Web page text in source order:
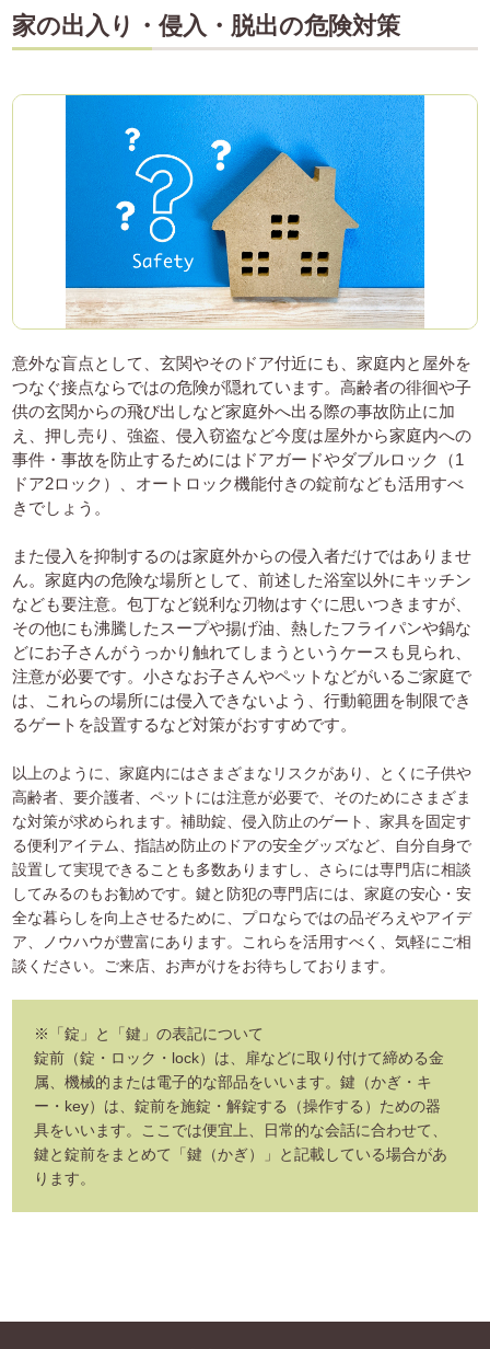
家の出入り・侵入・脱出の危険対策
意外な盲点として、玄関やそのドア付近にも、家庭内と屋外を
つなぐ接点ならではの危険が隠れています。高齢者の徘徊や子
供の玄関からの飛び出しなど家庭外へ出る際の事故防止に加
え、押し売り、強盗、侵入窃盗など今度は屋外から家庭内への
事件・事故を防止するためにはドアガードやダブルロック（1
ドア2ロック）、オートロック機能付きの錠前なども活用すべ
きでしょう。
また侵入を抑制するのは家庭外からの侵入者だけではありませ
ん。家庭内の危険な場所として、前述した浴室以外にキッチン
なども要注意。包丁など鋭利な刃物はすぐに思いつきますが、
その他にも沸騰したスープや揚げ油、熱したフライパンや鍋な
どにお子さんがうっかり触れてしまうというケースも見られ、
注意が必要です。小さなお子さんやペットなどがいるご家庭で
は、これらの場所には侵入できないよう、行動範囲を制限でき
るゲートを設置するなど対策がおすすめです。
以上のように、家庭内にはさまざまなリスクがあり、とくに子供や
高齢者、要介護者、ペットには注意が必要で、そのためにさまざま
な対策が求められます。補助錠、侵入防止のゲート、家具を固定す
る便利アイテム、指詰め防止のドアの安全グッズなど、自分自身で
設置して実現できることも多数ありますし、さらには専門店に相談
してみるのもお勧めです。鍵と防犯の専門店には、家庭の安心・安
全な暮らしを向上させるために、プロならではの品ぞろえやアイデ
ア、ノウハウが豊富にあります。これらを活用すべく、気軽にご相
談ください。ご来店、お声がけをお待ちしております。
※「錠」と「鍵」の表記について
錠前（錠・ロック・lock）は、扉などに取り付けて締める金
属、機械的または電子的な部品をいいます。鍵（かぎ・キ
ー・key）は、錠前を施錠・解錠する（操作する）ための器
具をいいます。ここでは便宜上、日常的な会話に合わせて、
鍵と錠前をまとめて「鍵（かぎ）」と記載している場合があ
ります。